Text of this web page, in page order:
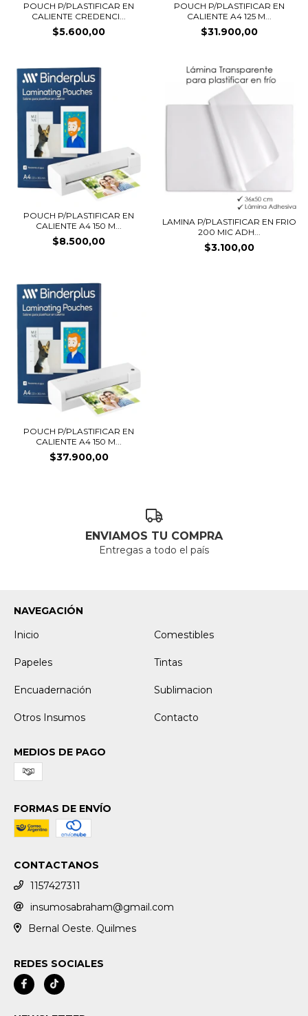
POUCH P/PLASTIFICAR EN
CALIENTE CREDENCI...
$5.600,00
POUCH P/PLASTIFICAR EN
CALIENTE A4 125 M...
$31.900,00
POUCH P/PLASTIFICAR EN
CALIENTE A4 150 M...
$8.500,00
LAMINA P/PLASTIFICAR EN FRIO
200 MIC ADH...
$3.100,00
POUCH P/PLASTIFICAR EN
CALIENTE A4 150 M...
$37.900,00
ENVIAMOS TU COMPRA
Entregas a todo el país
NAVEGACIÓN
Inicio
Comestibles
Papeles Tintas
Encuadernación Sublimacion
Otros Insumos Contacto
MEDIOS DE PAGO
FORMAS DE ENVÍO
CONTACTANOS
1157427311
insumosabraham@gmail.com
Bernal Oeste. Quilmes
REDES SOCIALES